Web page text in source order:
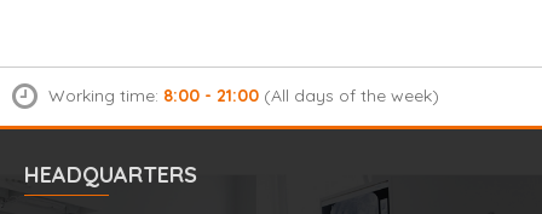
Working time: 8:00 - 21:00 (All days of the week)
HEADQUARTERS